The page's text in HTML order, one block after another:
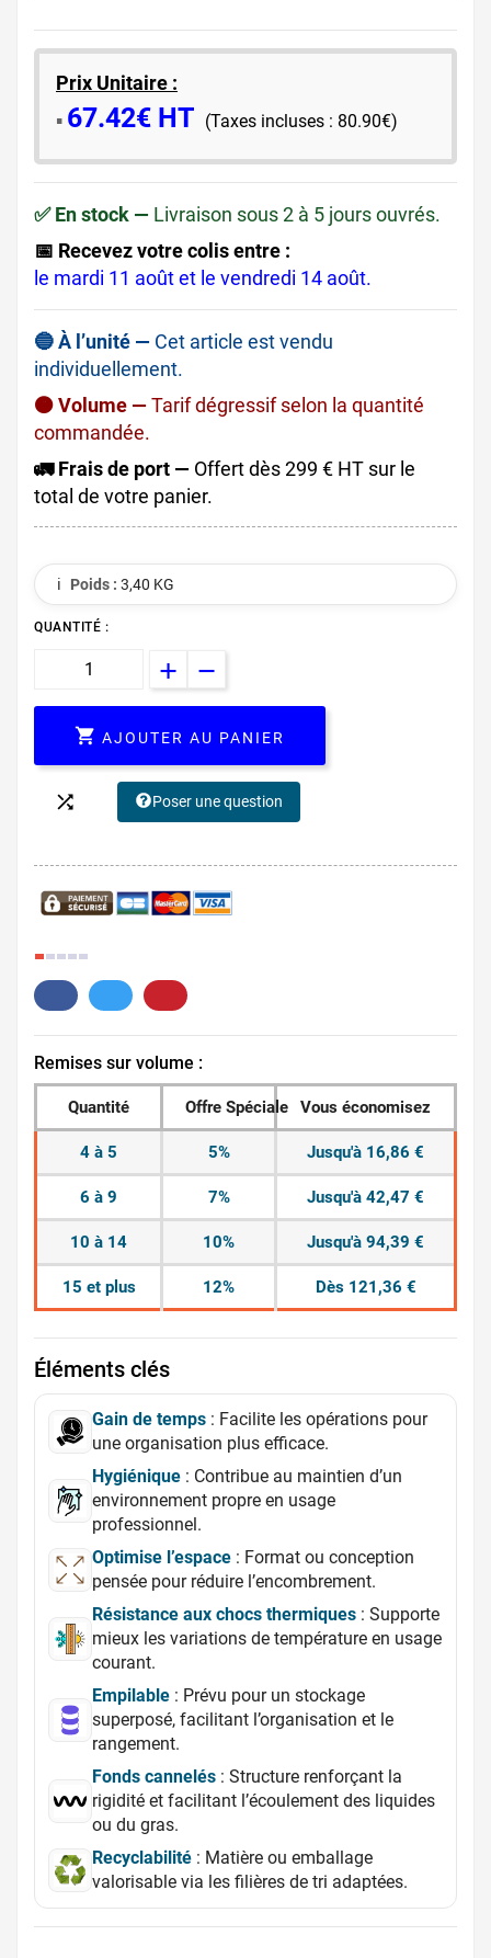
Prix Unitaire :
​▪️​ 67.42€ HT (Taxes incluses : 80.90€)
✅ En stock — Livraison sous 2 à 5 jours ouvrés.
📅 Recevez votre colis entre :
le mardi 11 août et le vendredi 14 août.
🔵 À l’unité — Cet article est vendu
individuellement.
🟠 Volume —Tarif dégressif selon la quantité
commandée.
🚛 Frais de port — Offert dès 299 € HT sur le
total de votre panier.
ℹ️ Poids : 3,40 KG
QUANTITÉ :
 AJOUTER AU PANIER
 Poser une question
Remises sur volume :
Quantité Offre Spéciale Vous économisez
4 à 5 5% Jusqu'à 16,86 €
6 à 9 7% Jusqu'à 42,47 €
10 à 14 10% Jusqu'à 94,39 €
15 et plus 12% Dès 121,36 €
Éléments clés
Gain de temps : Facilite les opérations pour
une organisation plus efficace.
Hygiénique : Contribue au maintien d’un
environnement propre en usage
professionnel.
Optimise l’espace : Format ou conception
pensée pour réduire l’encombrement.
Résistance aux chocs thermiques : Supporte
mieux les variations de température en usage
courant.
Empilable : Prévu pour un stockage
superposé, facilitant l’organisation et le
rangement.
Fonds cannelés : Structure renforçant la
rigidité et facilitant l’écoulement des liquides
ou du gras.
Recyclabilité : Matière ou emballage
valorisable via les filières de tri adaptées.